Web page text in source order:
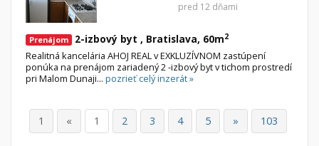
Prenájom 2-izbový byt , Bratislava, 60m2
Realitná kancelária AHOJ REAL v EXKLUZÍVNOM zastúpení
ponúka na prenájom zariadený 2 -izbový byt v tichom prostredí
pri Malom Dunaji... pozrieť celý inzerát »
pred 12 dňami
1 « 1 2 3 4 5 » 103